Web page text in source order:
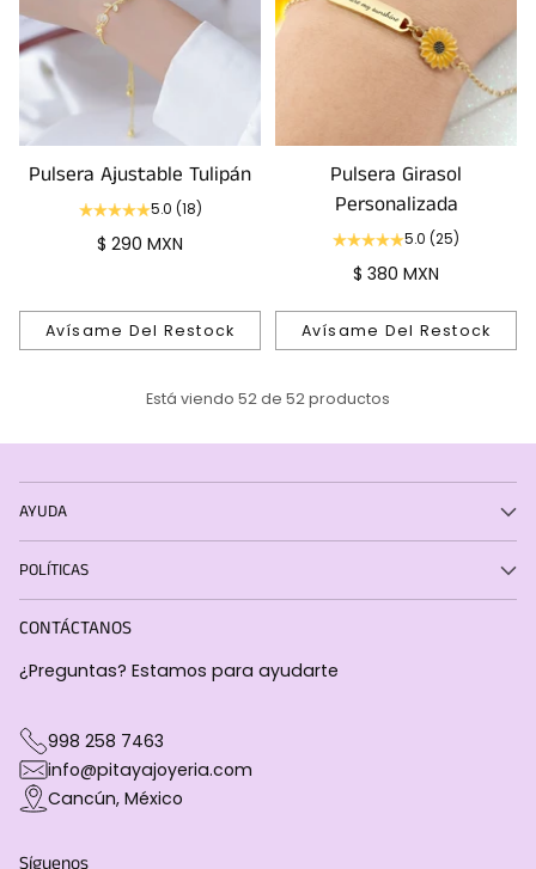
Pulsera Ajustable Tulipán
5.0 (18)
$ 290 MXN
Avísame Del Restock
Pulsera Girasol
Personalizada
5.0 (25)
$ 380 MXN
Avísame Del Restock
Está viendo 52 de 52 productos
AYUDA
POLÍTICAS
CONTÁCTANOS
¿Preguntas? Estamos para ayudarte
998 258 7463
info@pitayajoyeria.com
Cancún, México